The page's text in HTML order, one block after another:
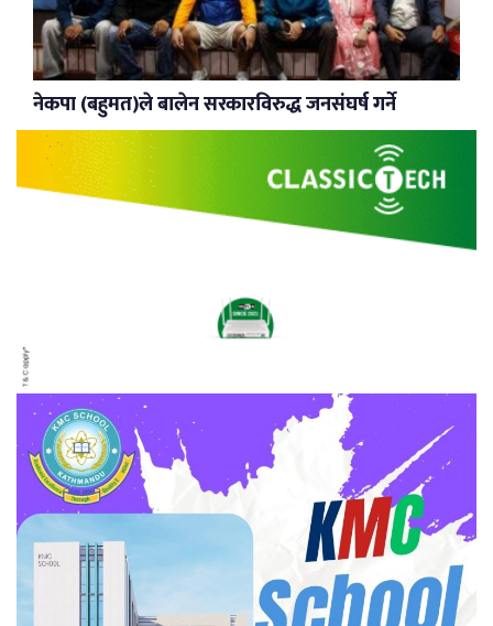
नेकपा (बहुमत)ले बालेन सरकारविरुद्ध जनसंघर्ष गर्ने